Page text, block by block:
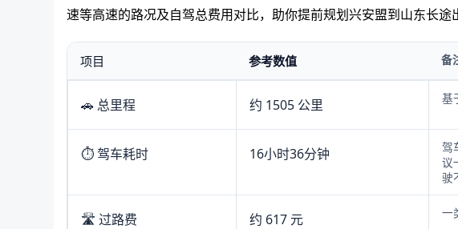
速等高速的路况及自驾总费用对比，助你提前规划兴安盟到山东长途
项目 参考数值 备
🚗 总里程 约 1505 公里 基
⏱️ 驾车耗时 16小时36分钟
驾
议
驶
🛣️ 过路费 约 617 元 一